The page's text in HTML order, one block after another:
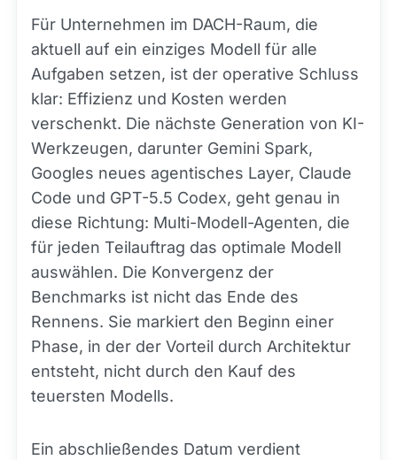
Für Unternehmen im DACH-Raum, die
aktuell auf ein einziges Modell für alle
Aufgaben setzen, ist der operative Schluss
klar: Effizienz und Kosten werden
verschenkt. Die nächste Generation von KI-
Werkzeugen, darunter Gemini Spark,
Googles neues agentisches Layer, Claude
Code und GPT-5.5 Codex, geht genau in
diese Richtung: Multi-Modell-Agenten, die
für jeden Teilauftrag das optimale Modell
auswählen. Die Konvergenz der
Benchmarks ist nicht das Ende des
Rennens. Sie markiert den Beginn einer
Phase, in der der Vorteil durch Architektur
entsteht, nicht durch den Kauf des
teuersten Modells.
Ein abschließendes Datum verdient